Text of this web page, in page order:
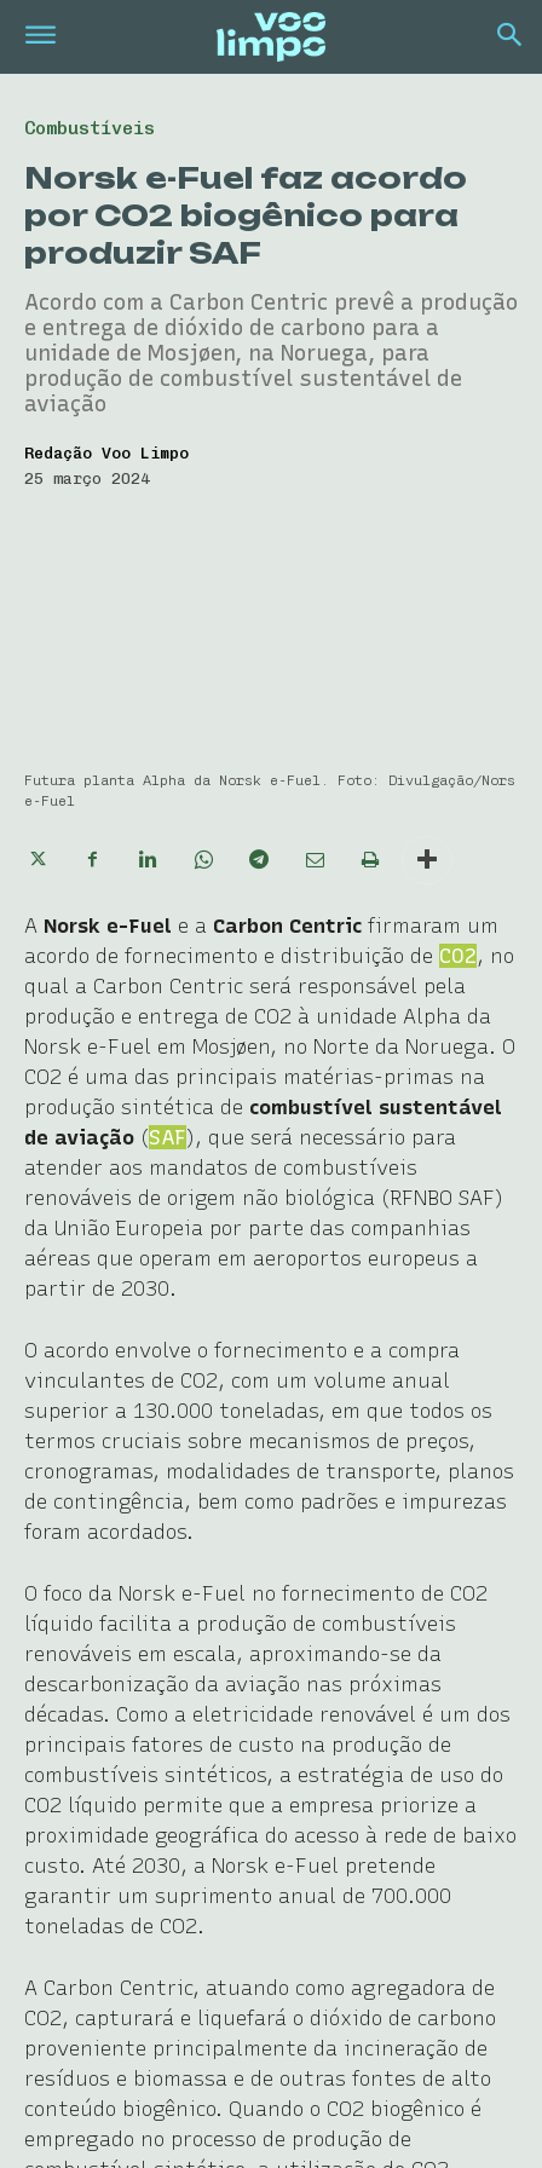
Combustíveis
Norsk e-Fuel faz acordo
por CO2 biogênico para
produzir SAF
Acordo com a Carbon Centric prevê a produção
e entrega de dióxido de carbono para a
unidade de Mosjøen, na Noruega, para
produção de combustível sustentável de
aviação
Redação Voo Limpo
25 março 2024
Futura planta Alpha da Norsk e-Fuel. Foto: Divulgação/Nors
e-Fuel
A Norsk e-Fuel e a Carbon Centric firmaram um
acordo de fornecimento e distribuição de CO2, no
qual a Carbon Centric será responsável pela
produção e entrega de CO2 à unidade Alpha da
Norsk e-Fuel em Mosjøen, no Norte da Noruega. O
CO2 é uma das principais matérias-primas na
produção sintética de combustível sustentável
de aviação (SAF), que será necessário para
atender aos mandatos de combustíveis
renováveis de origem não biológica (RFNBO SAF)
da União Europeia por parte das companhias
aéreas que operam em aeroportos europeus a
partir de 2030.
O acordo envolve o fornecimento e a compra
vinculantes de CO2, com um volume anual
superior a 130.000 toneladas, em que todos os
termos cruciais sobre mecanismos de preços,
cronogramas, modalidades de transporte, planos
de contingência, bem como padrões e impurezas
foram acordados.
O foco da Norsk e-Fuel no fornecimento de CO2
líquido facilita a produção de combustíveis
renováveis em escala, aproximando-se da
descarbonização da aviação nas próximas
décadas. Como a eletricidade renovável é um dos
principais fatores de custo na produção de
combustíveis sintéticos, a estratégia de uso do
CO2 líquido permite que a empresa priorize a
proximidade geográfica do acesso à rede de baixo
custo. Até 2030, a Norsk e-Fuel pretende
garantir um suprimento anual de 700.000
toneladas de CO2.
A Carbon Centric, atuando como agregadora de
CO2, capturará e liquefará o dióxido de carbono
proveniente principalmente da incineração de
resíduos e biomassa e de outras fontes de alto
conteúdo biogênico. Quando o CO2 biogênico é
empregado no processo de produção de